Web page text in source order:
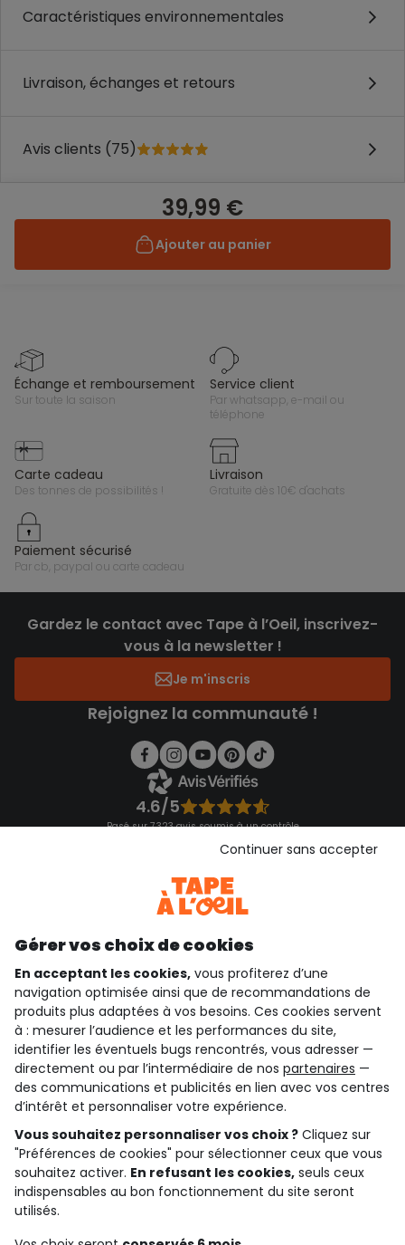
Caractéristiques environnementales
Livraison, échanges et retours
Avis clients (75)
39,99 €
Ajouter au panier
échange et remboursement
sur toute la saison
service client
par whatsapp, e-mail ou
téléphone
carte cadeau
des tonnes de possibilités !
livraison
gratuite dès 10€ d'achats
paiement sécurisé
par cb, paypal ou carte cadeau
Gardez le contact avec Tape à l’Oeil, inscrivez-
vous à la newsletter !
Je m'inscris
Rejoignez la communauté !
4.6/5
Basé sur 7 323 avis soumis à un contrôle
Consulter les CGU
qui sommes-nous ?
besoin d'aide ?
le club fidélité
notre catalogue
Conditions générales de ventes et d'utilisation
Conditions d’utilisation des réseaux sociaux
Politique de confidentialité
Gérer vos choix de cookies
En acceptant les cookies, vous profiterez d’une
navigation optimisée ainsi que de recommandations de
produits plus adaptées à vos besoins. Ces cookies servent
à : mesurer l’audience et les performances du site,
identifier les éventuels bugs rencontrés, vous adresser —
directement ou par l’intermédiaire de nos partenaires —
des communications et publicités en lien avec vos centres
d’intérêt et personnaliser votre expérience.
Vous souhaitez personnaliser vos choix ? Cliquez sur
"Préférences de cookies" pour sélectionner ceux que vous
souhaitez activer. En refusant les cookies, seuls ceux
indispensables au bon fonctionnement du site seront
utilisés.
Continuer sans accepter